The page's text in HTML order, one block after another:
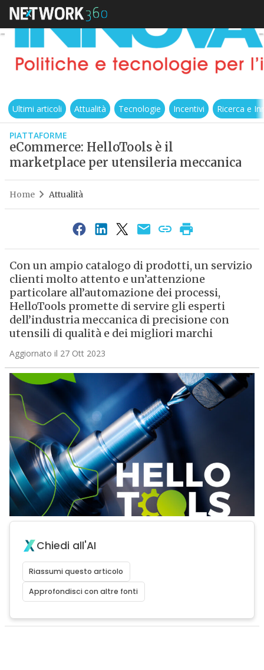
Ultimi articoli Attualità Tecnologie Incentivi Ricerca e
PIATTAFORME
eCommerce: HelloTools è il
marketplace per utensileria meccanica
Home Attualità
Con un ampio catalogo di prodotti, un servizio
clienti molto attento e un’attenzione
particolare all’automazione dei processi,
HelloTools promette di servire gli esperti
dell’industria meccanica di precisione con
utensili di qualità e dei migliori marchi
Aggiornato il 27 Ott 2023
Chiedi all'AI
Riassumi questo articolo
Approfondisci con altre fonti